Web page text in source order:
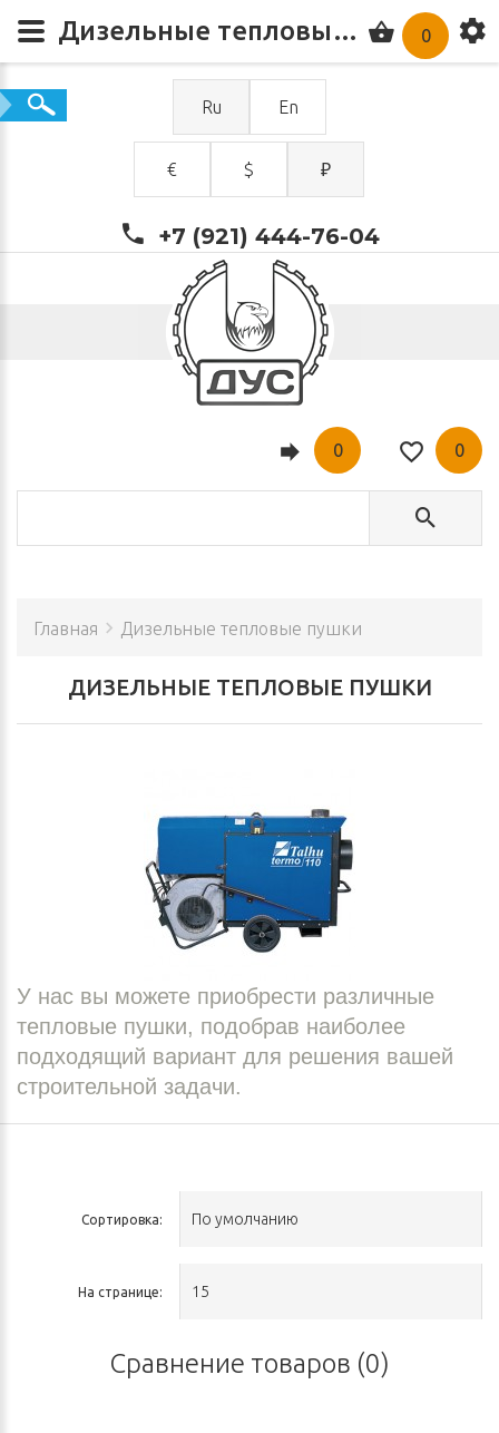
Ru En
€ $ ₽
+7 (921) 444-76-04
0
0
0
Главная Дизельные тепловые пушки
ДИЗЕЛЬНЫЕ ТЕПЛОВЫЕ ПУШКИ
У нас вы можете приобрести различные
тепловые пушки, подобрав наиболее
подходящий вариант для решения вашей
строительной задачи.
Сортировка:
На странице:
Сравнение товаров (0)
Дизельные тепловые пушки купить по цене от 211 320.00 ₽ в компании ДУС